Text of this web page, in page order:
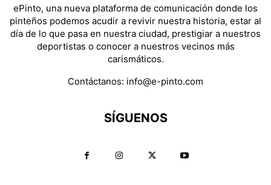
ePinto, una nueva plataforma de comunicación donde los
pinteños podemos acudir a revivir nuestra historia, estar al
día de lo que pasa en nuestra ciudad, prestigiar a nuestros
deportistas o conocer a nuestros vecinos más
carismáticos.
Contáctanos: info@e-pinto.com
SÍGUENOS